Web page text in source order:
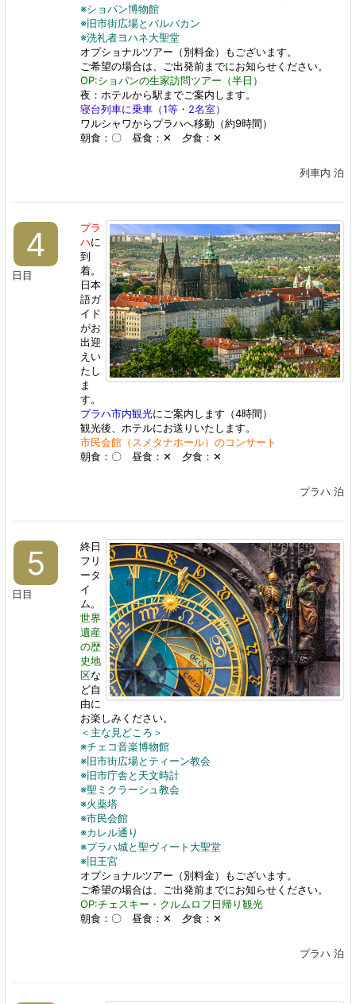
※ショパン博物館
※旧市街広場とバルバカン
※洗礼者ヨハネ大聖堂
オプショナルツアー（別料金）もございます。
ご希望の場合は、ご出発前までにお知らせください。
OP:ショパンの生家訪問ツアー（半日）
夜：ホテルから駅までご案内します。
寝台列車に乗車（1等・2名室）
ワルシャワからプラハへ移動（約9時間）
朝食：〇 昼食：✕ 夕食：✕
列車内 泊
4
日目
プラ
ハに
到
着。
日本
語ガ
イド
がお
出迎
えい
たし
ま
す。
プラハ市内観光にご案内します（4時間）
観光後、ホテルにお送りいたします。
市民会館（スメタナホール）のコンサート
朝食：〇 昼食：✕ 夕食：✕
プラハ 泊
5
日目
終日
フリ
ータ
イ
ム。
世界
遺産
の歴
史地
区な
ど自
由に
お楽しみください。
＜主な見どころ＞
※チェコ音楽博物館
※旧市街広場とティーン教会
※旧市庁舎と天文時計
※聖ミクラーシュ教会
※火薬塔
※市民会館
※カレル通り
※プラハ城と聖ヴィート大聖堂
※旧王宮
オプショナルツアー（別料金）もございます。
ご希望の場合は、ご出発前までにお知らせください。
OP:チェスキー・クルムロフ日帰り観光
朝食：〇 昼食：✕ 夕食：✕
プラハ 泊